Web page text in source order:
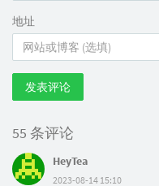
地址
发表评论
55 条评论
HeyTea
2023-08-14 15:10